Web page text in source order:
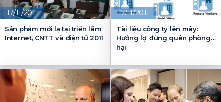
17/11/2011
Sản phẩm mới lạ tại triển lãm
Internet, CNTT và điện tử 2011
17/11/2011
Tài liệu công ty lên mây:
Hưởng lợi đừng quên phòng
hại